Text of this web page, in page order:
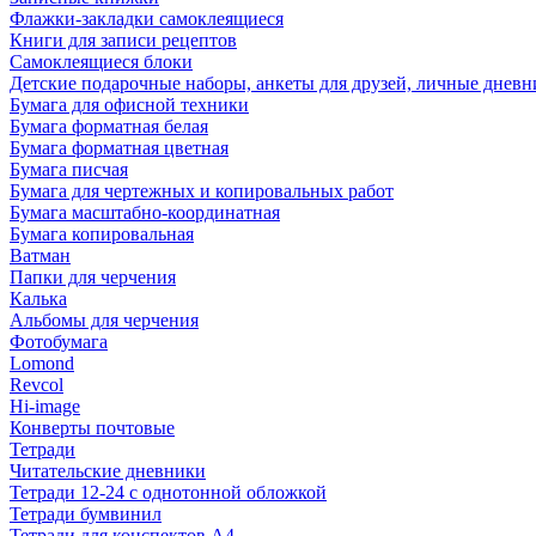
Флажки-закладки самоклеящиеся
Книги для записи рецептов
Самоклеящиеся блоки
Детские подарочные наборы, анкеты для друзей, личные
Бумага для офисной техники
Бумага форматная белая
Бумага форматная цветная
Бумага писчая
Бумага для чертежных и копировальных работ
Бумага масштабно-координатная
Бумага копировальная
Ватман
Папки для черчения
Калька
Альбомы для черчения
Фотобумага
Lomond
Revcol
Hi-image
Конверты почтовые
Тетради
Читательские дневники
Тетради 12-24 с однотонной обложкой
Тетради бумвинил